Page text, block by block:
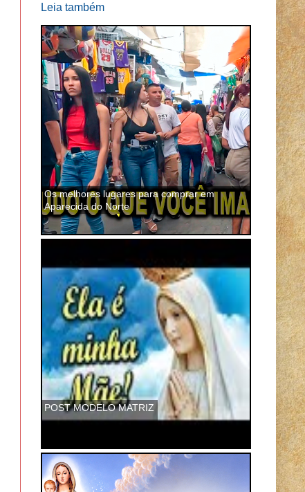
Leia também
Os melhores lugares para comprar em
Aparecida do Norte
POST MODELO MATRIZ